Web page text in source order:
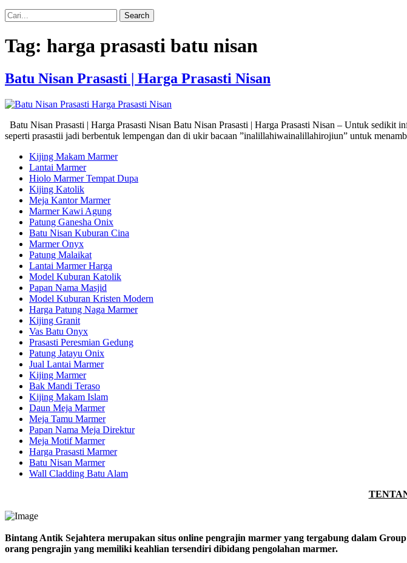
Search
Tag: harga prasasti batu nisan
Batu Nisan Prasasti | Harga Prasasti Nisan
Batu Nisan Prasasti | Harga Prasasti Nisan Batu Nisan Prasasti | Harga Prasasti Nisan – Untuk sedikit
seperti prasastii jadi berbentuk lempengan dan di ukir bacaan ”inalillahiwainalillahirojiun” untuk
Kijing Makam Marmer
Lantai Marmer
Hiolo Marmer Tempat Dupa
Kijing Katolik
Meja Kantor Marmer
Marmer Kawi Agung
Patung Ganesha Onix
Batu Nisan Kuburan Cina
Marmer Onyx
Patung Malaikat
Lantai Marmer Harga
Model Kuburan Katolik
Papan Nama Masjid
Model Kuburan Kristen Modern
Harga Patung Naga Marmer
Kijing Granit
Vas Batu Onyx
Prasasti Peresmian Gedung
Patung Jatayu Onix
Jual Lantai Marmer
Kijing Marmer
Bak Mandi Teraso
Kijing Makam Islam
Daun Meja Marmer
Meja Tamu Marmer
Papan Nama Meja Direktur
Meja Motif Marmer
Harga Prasasti Marmer
Batu Nisan Marmer
Wall Cladding Batu Alam
Bintang Antik Sejahtera merupakan situs online pengrajin marmer yang tergabung dalam
orang pengrajin yang memiliki keahlian tersendiri dibidang pengolahan marmer.